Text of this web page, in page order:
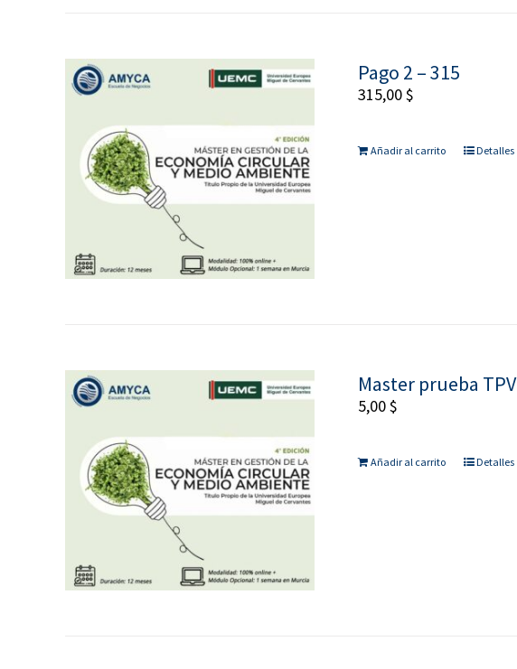
Pago 2 – 315
315,00$
Añadir al carrito Detalles
Master prueba TPV
5,00$
Añadir al carrito Detalles